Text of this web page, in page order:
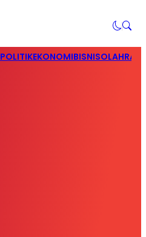
POLITIKEKONOMIBISNIS